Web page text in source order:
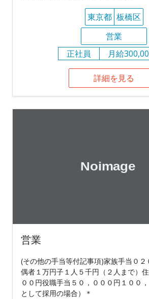
東京都 板橋区
営業
正社員
月給
詳細を見る
営業
(その他の手当等付記事項)家族手当０
偶者１万円子１人５千円（２人まで）
００円役職手当５０，０００円１００
として採用の場合）＊